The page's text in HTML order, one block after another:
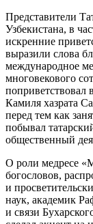
Представители
Узбекистана, в
искренние
выразили слова
международное
многовекового
Камиля хазрата
перед тем как
побывал
общественный
О роли медресе
богословов,
и
наук, академик
и связи